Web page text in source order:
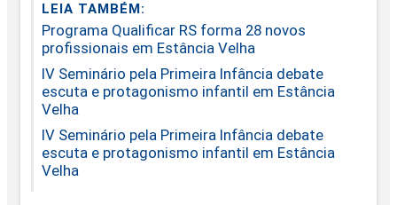
LEIA TAMBÉM:
Programa Qualificar RS forma 28 novos
profissionais em Estância Velha
IV Seminário pela Primeira Infância debate
escuta e protagonismo infantil em Estância
Velha
IV Seminário pela Primeira Infância debate
escuta e protagonismo infantil em Estância
Velha